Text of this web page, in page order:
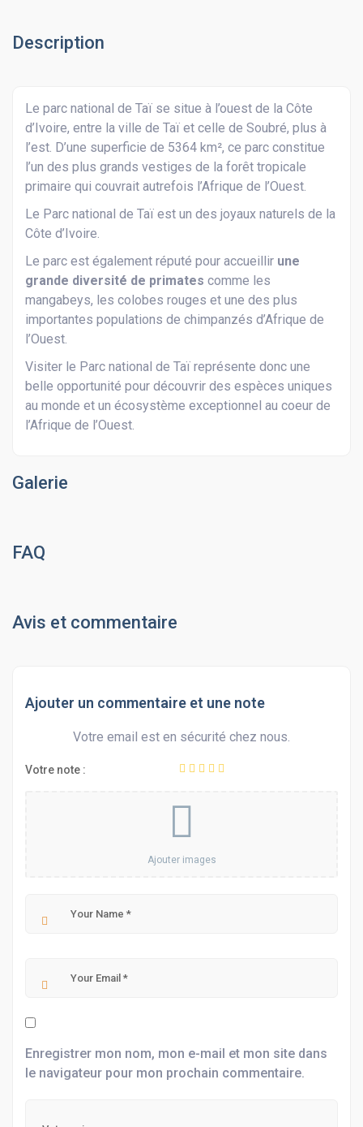
Description
Le parc national de Taï se situe à l’ouest de la Côte
d’Ivoire, entre la ville de Taï et celle de Soubré, plus à
l’est. D’une superficie de 5364 km², ce parc constitue
l’un des plus grands vestiges de la forêt tropicale
primaire qui couvrait autrefois l’Afrique de l’Ouest.
Le Parc national de Taï est un des joyaux naturels de la
Côte d’Ivoire.
Le parc est également réputé pour accueillir une
grande diversité de primates comme les
mangabeys, les colobes rouges et une des plus
importantes populations de chimpanzés d’Afrique de
l’Ouest.
Visiter le Parc national de Taï représente donc une
belle opportunité pour découvrir des espèces uniques
au monde et un écosystème exceptionnel au coeur de
l’Afrique de l’Ouest.
Galerie
FAQ
Avis et commentaire
Ajouter un commentaire et une note
Votre email est en sécurité chez nous.
Votre note :
Ajouter images
Enregistrer mon nom, mon e-mail et mon site dans
le navigateur pour mon prochain commentaire.